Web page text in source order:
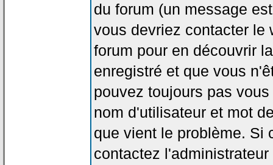
du forum (un message
vous devriez contacter le
forum pour en découvrir
enregistré et que vous
pouvez toujours pas
nom d'utilisateur et mot
que vient le problème. Si
contactez